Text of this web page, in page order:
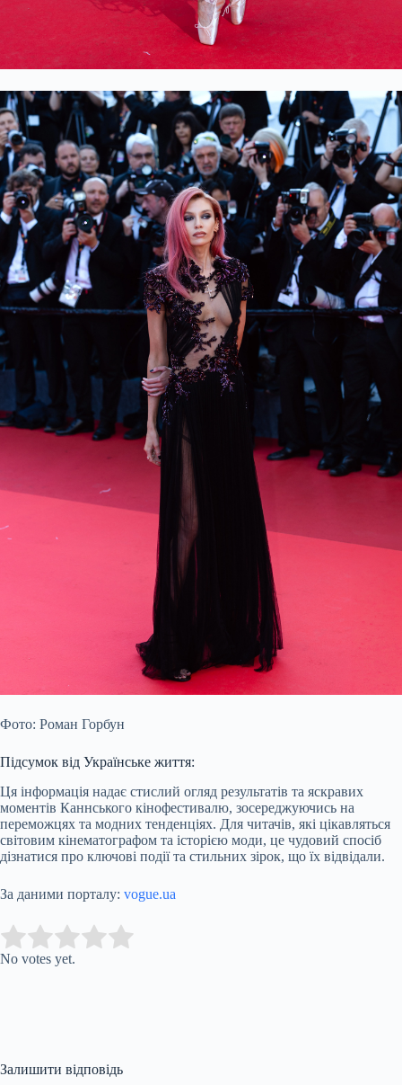
Фото: Роман Горбун
Підсумок від Українське життя:
Ця інформація надає стислий огляд результатів та яскравих
моментів Каннського кінофестивалю, зосереджуючись на
переможцях та модних тенденціях. Для читачів, які цікавляться
світовим кінематографом та історією моди, це чудовий спосіб
дізнатися про ключові події та стильних зірок, що їх відвідали.
За даними порталу: vogue.ua
Rate this item:
No votes yet.
Залишити відповідь